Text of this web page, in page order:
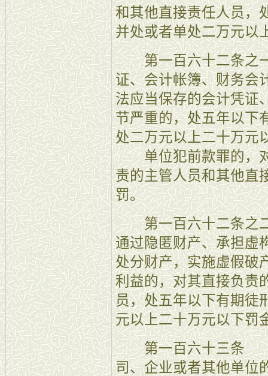
和其他直接责任人员，
并处或者单处二万元以
第一百六十二条之
证、会计帐簿、财务会
法应当保存的会计凭证
节严重的，处五年以下
处二万元以上二十万元
单位犯前款罪的，对
责的主管人员和其他直
罚。
第一百六十二条之二
通过隐匿财产、承担虚
处分财产，实施虚假破
利益的，对其直接负责
员，处五年以下有期徒
元以上二十万元以下罚
第一百六十三条 【
司、企业或者其他单位